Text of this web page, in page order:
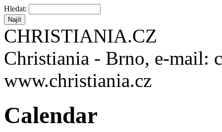
Hledat:
CHRISTIANIA.CZ
Christiania - Brno, e-mail:
www.christiania.cz
Calendar